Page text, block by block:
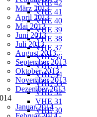
VHE 42
VHE 41
VHE 40
VHE 39
VHE 38
VHE 37
VHE 36
VHE 35
VHE 34
VHE 33
VHE 32
VHE 31
VHE 30
März 2013
April 2013
Mai 2013
Juni 2013
Juli 2013
August 2013
September 2013
Oktober 2013
November 2013
Dezember 2013
Januar 2014